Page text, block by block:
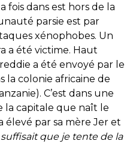
fois dans est hors de la
parsie est par
xénophobes. Un
a été victime. Haut
a été envoyé par le
la colonie africaine de
C’est dans une
la capitale que naît le
élevé par sa mère Jer et
suffisait que je tente de la